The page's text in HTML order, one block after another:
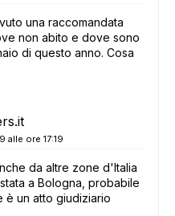
una raccomandata
non abito e dove sono
di questo anno. Cosa
alle ore 17:19
da altre zone d'Italia
a Bologna, probabile
è un atto giudiziario